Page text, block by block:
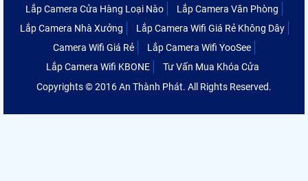
Lắp Camera Cửa Hàng Loại Nào
Lắp Camera Văn Phòng
Lắp Camera Nhà Xưởng
Lắp Camera Wifi Giá Rẻ Không Dây
Camera Wifi Giá Rẻ
Lắp Camera Wifi YooSee
Lắp Camera Wifi KBONE
Tư Vấn Mua Khóa Cửa
Copyrights © 2016 An Thành Phát. All Rights Reserved.